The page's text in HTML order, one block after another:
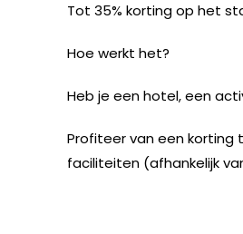
Tot 35% korting op het
Hoe werkt het?
Heb je een hotel, een
Profiteer van een
faciliteiten (afhankelijk